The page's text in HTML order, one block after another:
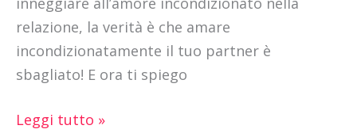
relazione, la verità è che amare
incondizionatamente il tuo partner è
sbagliato! E ora ti spiego
Leggi tutto »